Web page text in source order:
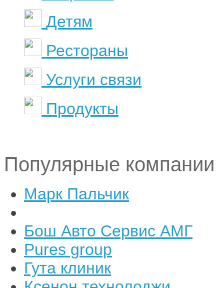
Детям
Рестораны
Услуги связи
Продукты
Популярные компании
Марк Пальчик
Бош Авто Сервис АМГ
Pures group
Гута клиник